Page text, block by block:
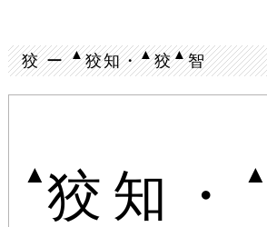
狡 ー▲狡知・▲狡▲智
▲ 狡知・ ▲